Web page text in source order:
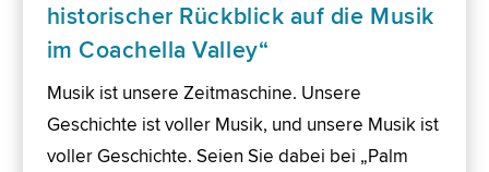
historischer Rückblick auf die Musik
im Coachella Valley“
Musik ist unsere Zeitmaschine. Unsere
Geschichte ist voller Musik, und unsere Musik ist
voller Geschichte. Seien Sie dabei bei „Palm